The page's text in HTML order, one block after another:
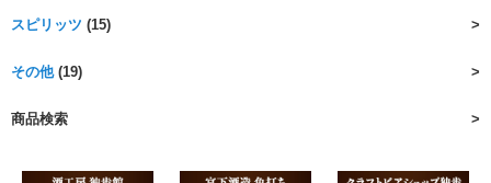
スピリッツ (15)
その他(19)
商品検索